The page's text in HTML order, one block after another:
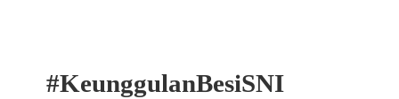
#KeunggulanBesiSNI